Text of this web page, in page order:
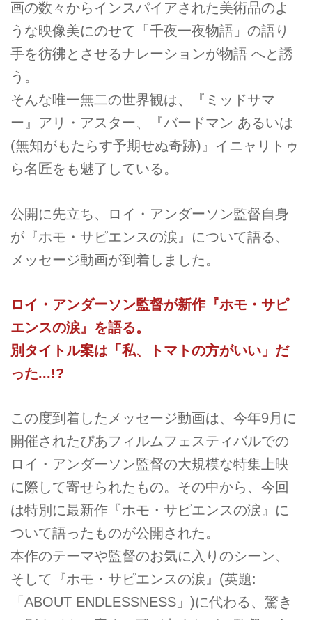
画の数々からインスパイアされた美術品のよ
うな映像美にのせて「千夜一夜物語」の語り
手を彷彿とさせるナレーションが物語 へと誘
う。
そんな唯一無二の世界観は、『ミッドサマ
ー』アリ・アスター、『バードマン あるいは
(無知がもたらす予期せぬ奇跡)』イニャリトゥ
ら名匠をも魅了している。
公開に先立ち、ロイ・アンダーソン監督自身
が『ホモ・サピエンスの涙』について語る、
メッセージ動画が到着しました。
ロイ・アンダーソン監督が新作『ホモ・サピ
エンスの涙』を語る。
別タイトル案は「私、トマトの方がいい」だ
った...!?
この度到着したメッセージ動画は、今年9月に
開催されたぴあフィルムフェスティバルでの
ロイ・アンダーソン監督の大規模な特集上映
に際して寄せられたもの。その中から、今回
は特別に最新作『ホモ・サピエンスの涙』に
ついて語ったものが公開された。
本作のテーマや監督のお気に入りのシーン、
そして『ホモ・サピエンスの涙』(英題:
「ABOUT ENDLESSNESS」)に代わる、驚き